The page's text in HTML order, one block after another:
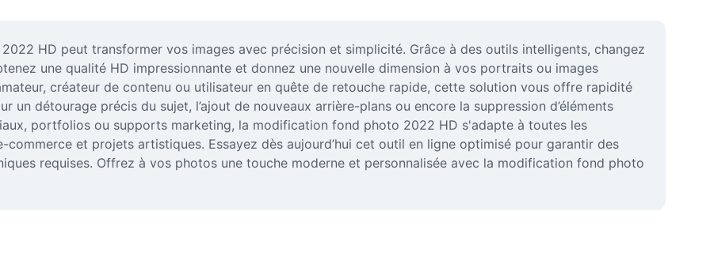
HD peut transformer vos images avec précision et simplicité. Grâce à des outils intelligents, changez
une qualité HD impressionnante et donnez une nouvelle dimension à vos portraits ou images
créateur de contenu ou utilisateur en quête de retouche rapide, cette solution vous offre rapidité
détourage précis du sujet, l’ajout de nouveaux arrière-plans ou encore la suppression d’éléments
portfolios ou supports marketing, la modification fond photo 2022 HD s'adapte à toutes les
et projets artistiques. Essayez dès aujourd’hui cet outil en ligne optimisé pour garantir des
requises. Offrez à vos photos une touche moderne et personnalisée avec la modification fond photo